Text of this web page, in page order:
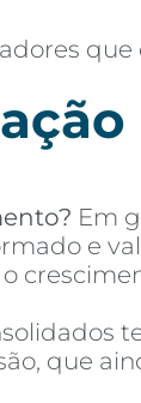
Em
e
que